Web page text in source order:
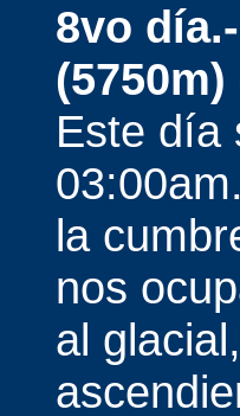
8vo
Este día
la
nos
al